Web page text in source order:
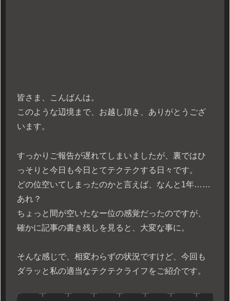
皆さま、こんばんは。
このような辺境まで、お越し頂き、ありがとうござ
います。
すっかりご報告が遅れてしまいましたが、裏ではひ
っそりと今日も今日とてテクテクする日々です。
どの位空いてしまったのかと言えば、なんと1年……
あれ？
ちょっと間が空いたなー位の感覚だったのですが、
確かに記事の書き残しを見ると、大変な事に。
そんな感じで、相変わらずの状況ですけど、今回も
ダラッと私の適当なテクテクライフをご紹介です。